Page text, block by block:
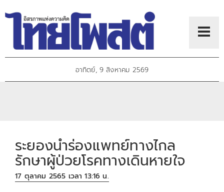
อาทิตย์, 9 สิงหาคม 2569
ระยองนำร่องแพทย์ทางไกล
รักษาผู้ป่วยโรคทางเดินหายใจ
17 ตุลาคม 2565 เวลา 13:16 น.